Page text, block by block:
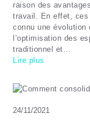
raison des
travail. En effet, ces
connu une évolution
l’optimisation des
traditionnel et…
Lire plus
24/11/2021